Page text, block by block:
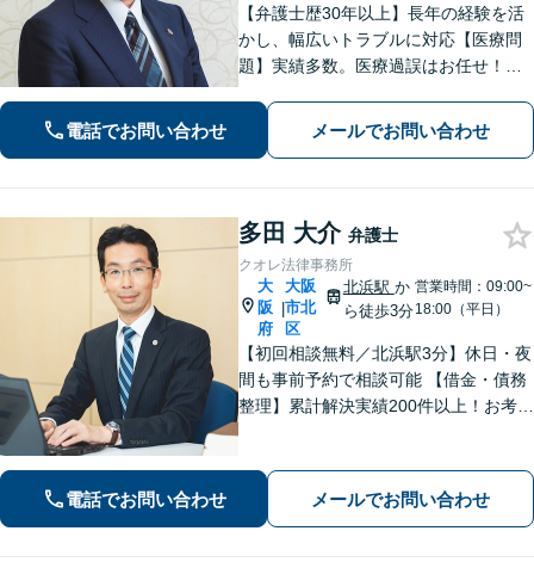
【弁護士歴30年以上】長年の経験を活
かし、幅広いトラブルに対応【医療問
題】実績多数。医療過誤はお任せ！
働問題のお悩みもご相談ください【夜
間・休日相談可】【淀屋橋駅6分】
電話でお問い合わせ メールでお問い合わせ
多田 大介 弁護士
クオレ法律事務所
大
阪
府
|
大阪
市北
区
北浜駅 か
ら徒歩3分
営業時間：09:00~
18:00（平日）
【初回相談無料／北浜駅3分】休日・夜
間も事前予約で相談可能 【借金・債務
整理】累計解決実績200件以上！お考え
ハラ、複雑な財産分与の計算や慰謝料
の算定など
電話でお問い合わせ メールでお問い合わせ